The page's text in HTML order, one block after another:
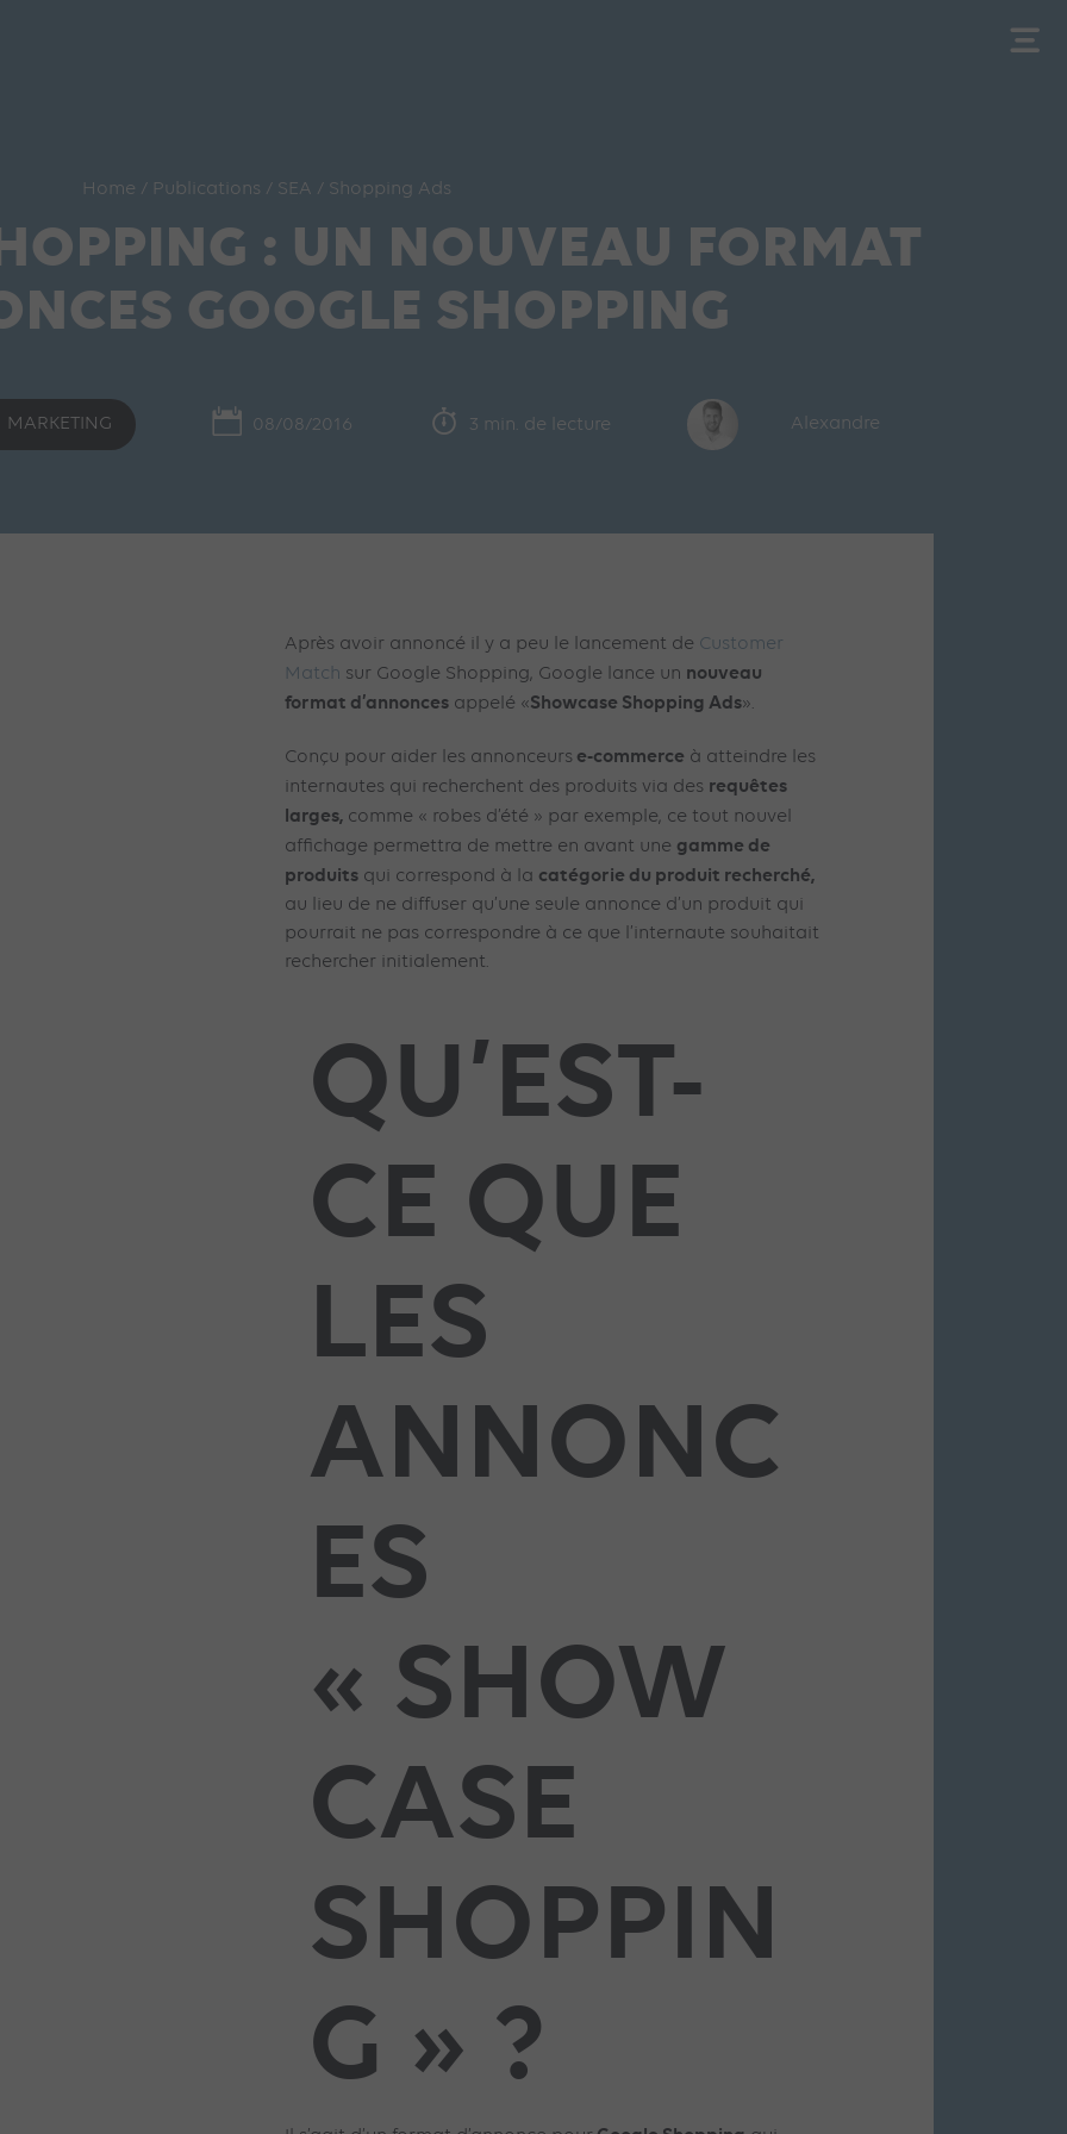
Home / Publications / SEA / Shopping Ads
: UN NOUVEAU FORMAT
GOOGLE SHOPPING
MARKETING 08/08/2016 3 min. de lecture Alexandre
Après avoir annoncé il y a peu le lancement de Customer
Match sur Google Shopping, Google lance un nouveau
format d’annonces appelé «Showcase Shopping Ads».
Conçu pour aider les annonceurs e-commerce à atteindre les
internautes qui recherchent des produits via des requêtes
larges, comme « robes d’été » par exemple, ce tout nouvel
affichage permettra de mettre en avant une gamme de
produits qui correspond à la catégorie du produit recherché,
au lieu de ne diffuser qu’une seule annonce d’un produit qui
pourrait ne pas correspondre à ce que l’internaute souhaitait
rechercher initialement.
QU’EST-
CE QUE
LES
ANNONC
ES
« SHOW
CASE
SHOPPIN
G » ?